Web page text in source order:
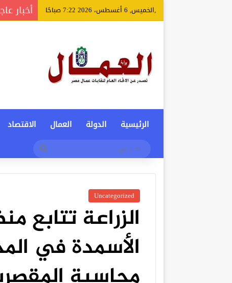
,الخميس, 6 أغسطس، 2026 7:22 صباحًا أخبار
الرئيسية الدولة العمال الاقتصاد
Uncategorized
الزراعة تتابع
الأسمدة في